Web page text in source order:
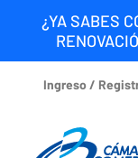
¿YA SABES
Ingreso /